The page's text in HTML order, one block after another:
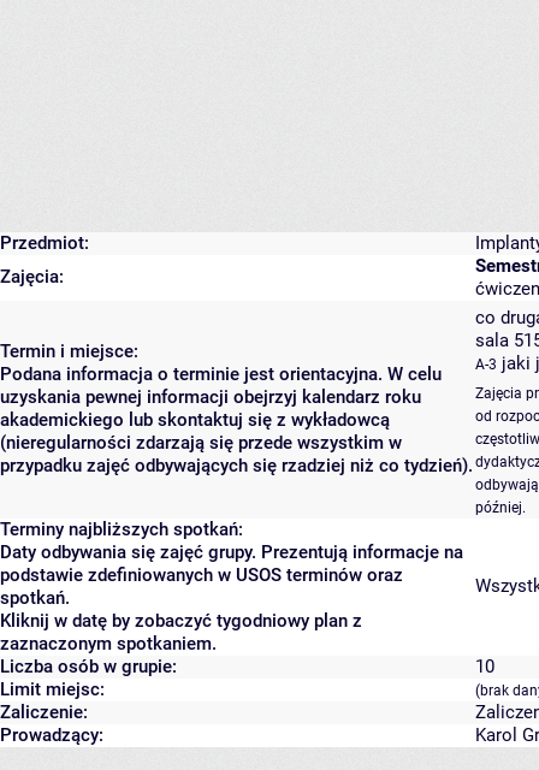
Przedmiot:
Zajęcia:
Termin i miejsce:
Podana informacja o terminie jest orientacyjna. W celu
uzyskania pewnej informacji obejrzyj kalendarz roku
akademickiego lub skontaktuj się z wykładowcą
(nieregularności zdarzają się przede wszystkim w
przypadku zajęć odbywających się rzadziej niż co tydzień).
co
sala
A-3 jaki
Zajęcia
od
później.
Terminy najbliższych spotkań:
Daty odbywania się zajęć grupy. Prezentują informacje na
podstawie zdefiniowanych w USOS terminów oraz
spotkań.
Kliknij w datę by zobaczyć tygodniowy plan z
zaznaczonym spotkaniem.
Liczba osób w grupie:
10
Limit miejsc:
(brak
Zaliczenie:
Prowadzący:
Karol